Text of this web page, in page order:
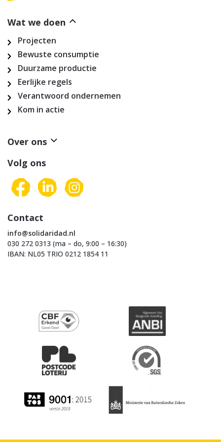
Wat we doen
Projecten
Bewuste consumptie
Duurzame productie
Eerlijke regels
Verantwoord ondernemen
Kom in actie
Over ons
Volg ons
Contact
info@solidaridad.nl
030 272 0313 (ma – do, 9:00 – 16:30)
IBAN: NL05 TRIO 0212 1854 11